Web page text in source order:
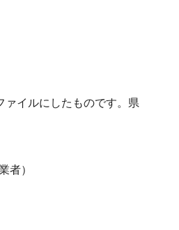
ァイルにしたものです。県
者）